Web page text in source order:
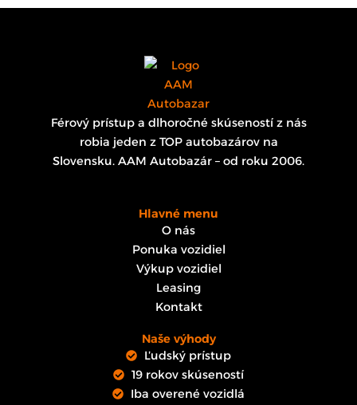
Férový prístup a dlhoročné skúseností z nás
robia jeden z TOP autobazárov na
Slovensku. AAM Autobazár – od roku 2006.
Hlavné menu
O nás
Ponuka vozidiel
Výkup vozidiel
Leasing
Kontakt
Naše výhody
Ľudský prístup
19 rokov skúseností
Iba overené vozidlá